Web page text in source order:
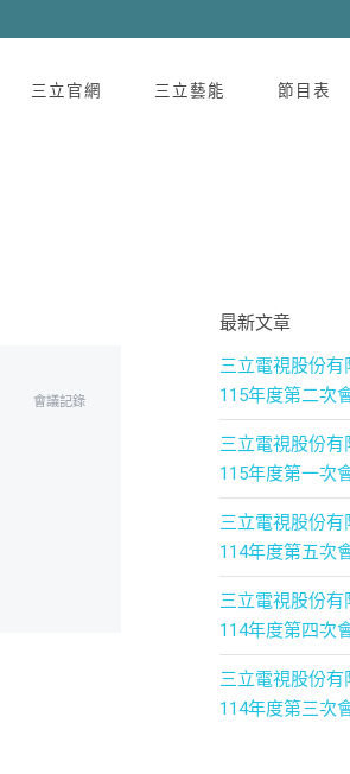
三立官網 三立藝能 節目表
會議記錄
最新文章
三立電視股份
115年度第二次
三立電視股份
115年度第一次
三立電視股份
114年度第五次
三立電視股份
114年度第四次
三立電視股份
114年度第三次